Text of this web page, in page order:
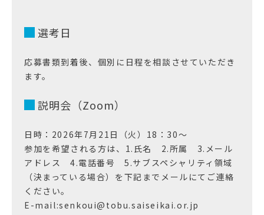
選考日
応募書類到着後、個別に日程を相談させていただき
ます。
説明会（Zoom）
日時：2026年7月21日（火）18：30～
参加を希望される方は、1.氏名 2.所属 3.メール
アドレス 4.電話番号 5.サブスペシャリティ領域
（決まっている場合）を下記までメールにてご連絡
ください。
E-mail:senkoui@tobu.saiseikai.or.jp